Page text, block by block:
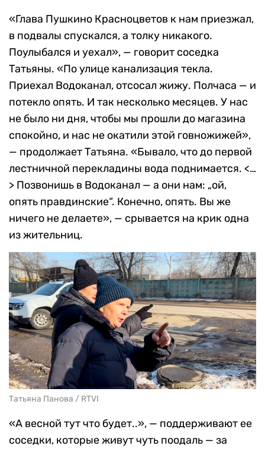
«Глава Пушкино Красноцветов к нам приезжал,
в подвалы спускался, а толку никакого.
Поулыбался и уехал», — говорит соседка
Татьяны. «По улице канализация текла.
Приехал Водоканал, отсосал жижу. Полчаса — и
потекло опять. И так несколько месяцев. У нас
не было ни дня, чтобы мы прошли до магазина
спокойно, и нас не окатили этой говножижей»,
— продолжает Татьяна. «Бывало, что до первой
лестничной перекладины вода поднимается. <…
> Позвонишь в Водоканал — а они нам: „ой,
опять правдинские“. Конечно, опять. Вы же
ничего не делаете», — срывается на крик одна
из жительниц.
Татьяна Панова / RTVI
«А весной тут что будет..», — поддерживают ее
соседки, которые живут чуть поодаль — за